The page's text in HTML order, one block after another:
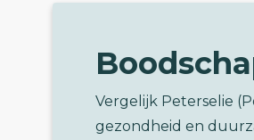
Vergelijk Peterselie
gezondheid en